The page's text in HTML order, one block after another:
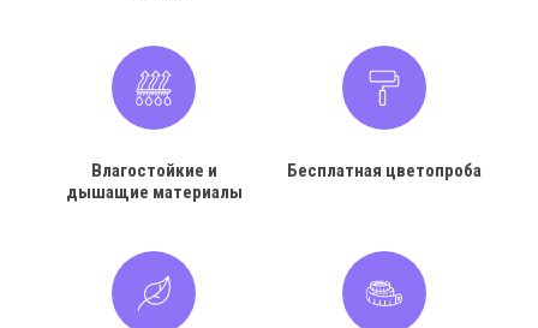
Влагостойкие и
дышащие материалы
Бесплатная цветопроба